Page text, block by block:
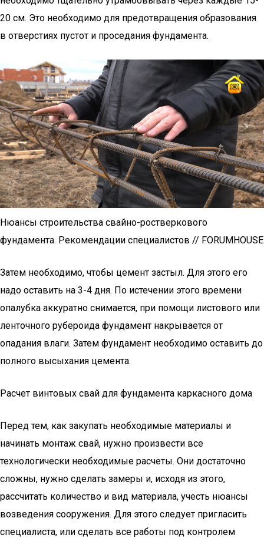
20 см. Это необходимо для предотвращения образования
в отверстиях пустот и проседания фундамента.
Нюансы строительства свайно-ростверкового
фундамента. Рекомендации специалистов // FORUMHOUSE
Затем необходимо, чтобы цемент застыл. Для этого его
надо оставить на 3-4 дня. По истечении этого времени
опалубка аккуратно снимается, при помощи листового или
ленточного рубероида фундамент накрывается от
опадания влаги. Затем фундамент необходимо оставить до
полного высыхания цемента.
Расчет винтовых свай для фундамента каркасного дома
Перед тем, как закупать необходимые материалы и
начинать монтаж свай, нужно произвести все
технологически необходимые расчеты. Они достаточно
сложны, нужно сделать замеры и, исходя из этого,
рассчитать количество и вид материала, учесть нюансы
возведения сооружения. Для этого следует пригласить
специалиста, или сделать все работы под контролем